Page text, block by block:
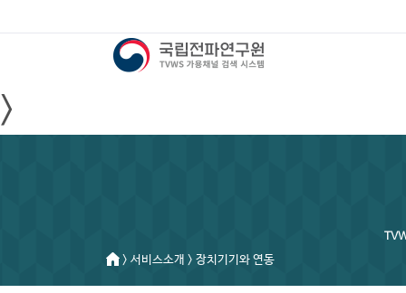
>
> 서비스소개 > 장치기기와 연동